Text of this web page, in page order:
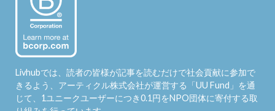
Livhubでは、読者の皆様が記事を読むだけで社会貢献に参加で
きるよう、アーティクル株式会社が運営する「UU Fund 」を通
じて、1ユニークユーザーにつき0.1円をNPO団体に寄付する取